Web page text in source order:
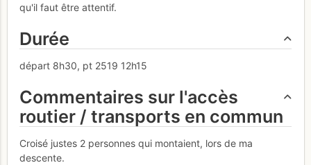
qu'il faut être attentif.
Durée
départ 8h30, pt 2519 12h15
Commentaires sur l'accès
routier / transports en commun
Croisé justes 2 personnes qui montaient, lors de ma
descente.